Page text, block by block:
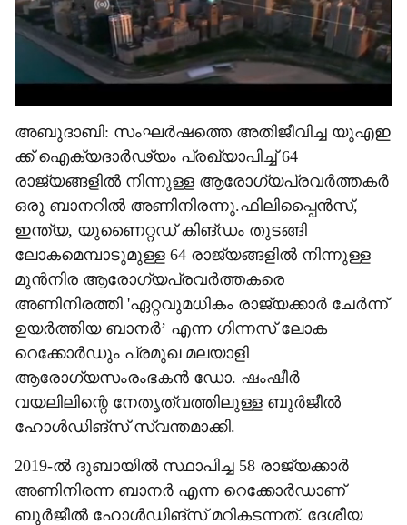
അബുദാബി: സംഘർഷത്തെ അതിജീവിച്ച യുഎഇ
ക്ക് ഐക്യദാർഢ്യം പ്രഖ്യാപിച്ച് 64
രാജ്യങ്ങളിൽ നിന്നുള്ള ആരോഗ്യപ്രവർത്തകർ
ഒരു ബാനറിൽ അണിനിരന്നു.ഫിലിപ്പൈൻസ്,
ഇന്ത്യ, യുണൈറ്റഡ് കിങ്ഡം തുടങ്ങി
ലോകമെമ്പാടുമുള്ള 64 രാജ്യങ്ങളിൽ നിന്നുള്ള
മുൻനിര ആരോഗ്യപ്രവർത്തകരെ
അണിനിരത്തി 'ഏറ്റവുമധികം രാജ്യക്കാർ ചേർന്ന്
ഉയർത്തിയ ബാനർ’ എന്ന ഗിന്നസ് ലോക
റെക്കോർഡും പ്രമുഖ മലയാളി
ആരോഗ്യസംരംഭകൻ ഡോ. ഷംഷീർ
വയലിലിന്റെ നേതൃത്വത്തിലുള്ള ബുർജീൽ
ഹോൾഡിങ്സ് സ്വന്തമാക്കി.
2019-ൽ ദുബായിൽ സ്ഥാപിച്ച 58 രാജ്യക്കാർ
അണിനിരന്ന ബാനർ എന്ന റെക്കോർഡാണ്
ബുർജീൽ ഹോൾഡിങ്സ് മറികടന്നത്. ദേശീയ